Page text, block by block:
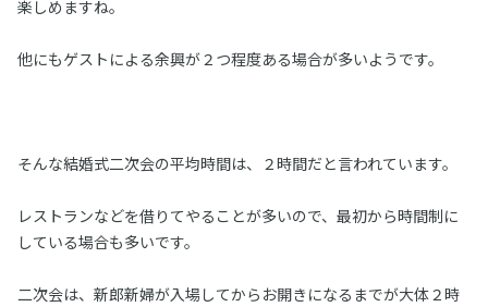
楽しめますね。
他にもゲストによる余興が２つ程度ある場合が多いようです。
そんな結婚式二次会の平均時間は、２時間だと言われています。
レストランなどを借りてやることが多いので、最初から時間制に
している場合も多いです。
二次会は、新郎新婦が入場してからお開きになるまでが大体２時